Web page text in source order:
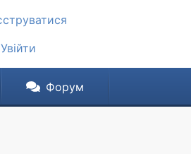
Увійти
Форум